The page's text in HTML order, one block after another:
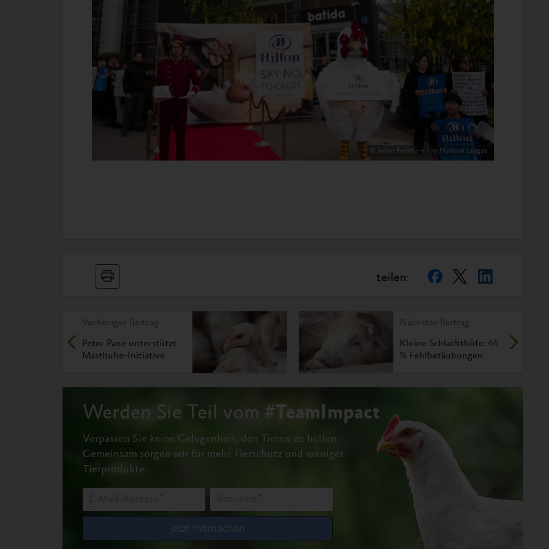
© Adam Peditto – The Humane League
teilen:
Vorheriger Beitrag
Peter Pane unterstützt
Masthuhn-Initiative
Nächster Beitrag
Kleine Schlachthöfe: 44
% Fehlbetäubungen
Werden Sie Teil vom #TeamImpact
Verpassen Sie keine Gelegenheit, den Tieren zu helfen.
Gemeinsam sorgen wir für mehr Tierschutz und weniger
Tierprodukte.